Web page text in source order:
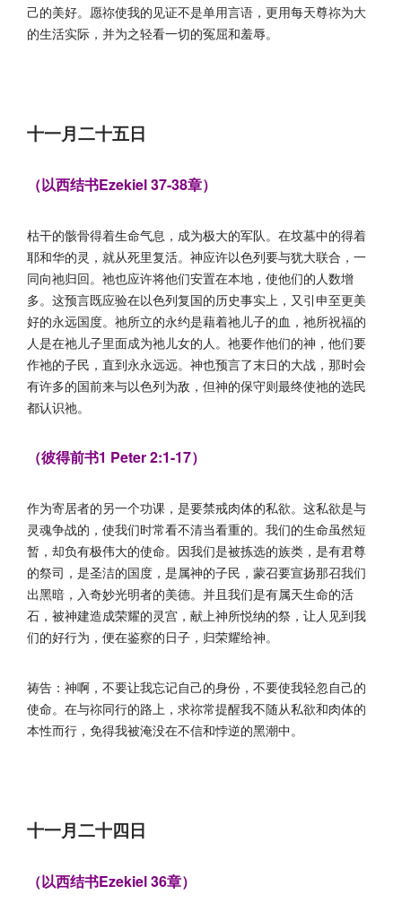
己的美好。愿祢使我的见证不是单用言语，更用每天尊祢为大
的生活实际，并为之轻看一切的冤屈和羞辱。
十一月二十五日
（以西结书Ezekiel 37-38章）
枯干的骸骨得着生命气息，成为极大的军队。在坟墓中的得着
耶和华的灵，就从死里复活。神应许以色列要与犹大联合，一
同向祂归回。祂也应许将他们安置在本地，使他们的人数增
多。这预言既应验在以色列复国的历史事实上，又引申至更美
好的永远国度。祂所立的永约是藉着祂儿子的血，祂所祝福的
人是在祂儿子里面成为祂儿女的人。祂要作他们的神，他们要
作祂的子民，直到永永远远。神也预言了末日的大战，那时会
有许多的国前来与以色列为敌，但神的保守则最终使祂的选民
都认识祂。
（彼得前书1 Peter 2:1-17）
作为寄居者的另一个功课，是要禁戒肉体的私欲。这私欲是与
灵魂争战的，使我们时常看不清当看重的。我们的生命虽然短
暂，却负有极伟大的使命。因我们是被拣选的族类，是有君尊
的祭司，是圣洁的国度，是属神的子民，蒙召要宣扬那召我们
出黑暗，入奇妙光明者的美德。并且我们是有属天生命的活
石，被神建造成荣耀的灵宫，献上神所悦纳的祭，让人见到我
们的好行为，便在鉴察的日子，归荣耀给神。
祷告：神啊，不要让我忘记自己的身份，不要使我轻忽自己的
使命。在与祢同行的路上，求祢常提醒我不随从私欲和肉体的
本性而行，免得我被淹没在不信和悖逆的黑潮中。
十一月二十四日
（以西结书Ezekiel 36章）